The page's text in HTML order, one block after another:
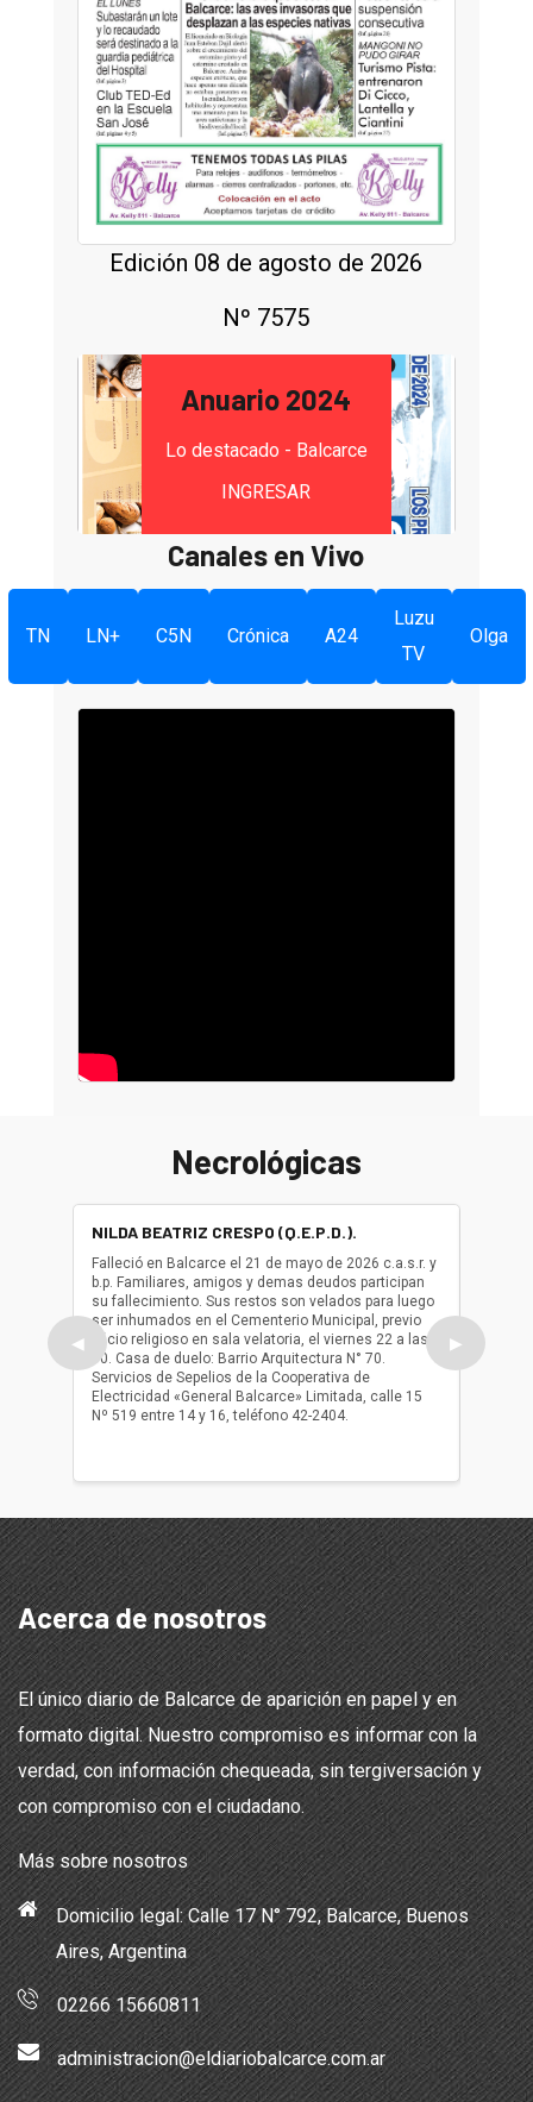
Edición 08 de agosto de 2026
Nº 7575
Anuario 2024
Lo destacado - Balcarce
INGRESAR
Canales en Vivo
TN LN+ C5N Crónica A24
Luzu
TV
Olga
Necrológicas
◀
NILDA BEATRIZ CRESPO (Q.E.P.D.).
Falleció en Balcarce el 21 de mayo de 2026 c.a.s.r. y
b.p. Familiares, amigos y demas deudos participan
su fallecimiento. Sus restos son velados para luego
ser inhumados en el Cementerio Municipal, previo
oficio religioso en sala velatoria, el viernes 22 a las
10. Casa de duelo: Barrio Arquitectura N° 70.
Servicios de Sepelios de la Cooperativa de
Electricidad «General Balcarce» Limitada, calle 15
Nº 519 entre 14 y 16, teléfono 42-2404.
ser
oficio
▶
Acerca de nosotros
El único diario de Balcarce de aparición en papel y en
formato digital. Nuestro compromiso es informar con la
verdad, con información chequeada, sin tergiversación y
con compromiso con el ciudadano.
Más sobre nosotros
Domicilio legal: Calle 17 N° 792, Balcarce, Buenos
Aires, Argentina
02266 15660811
administracion@eldiariobalcarce.com.ar